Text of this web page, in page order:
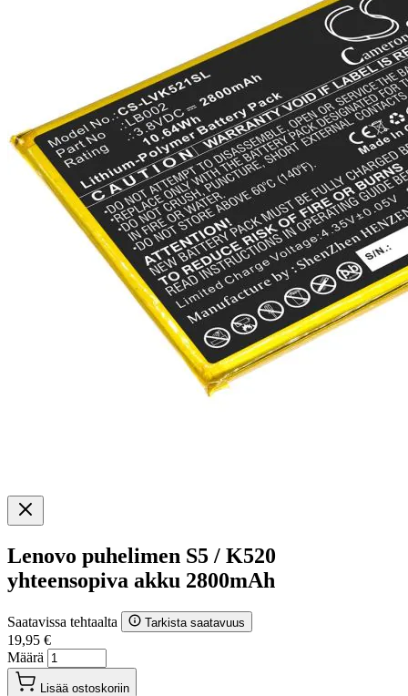
Lenovo puhelimen S5 / K520
yhteensopiva akku 2800mAh
Saatavissa tehtaalta Tarkista saatavuus
19,95 €
Määrä
Lisää ostoskoriin